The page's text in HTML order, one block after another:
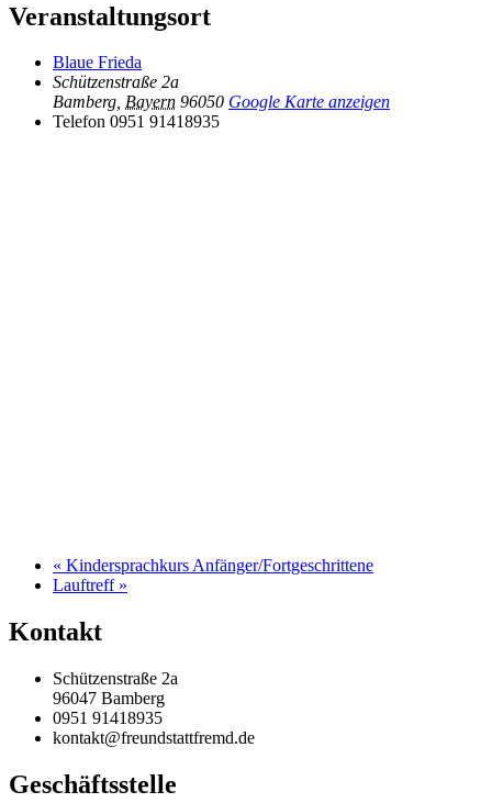
Veranstaltungsort
Blaue Frieda
Schützenstraße 2a
Bamberg, Bayern 96050 Google Karte anzeigen
Telefon 0951 91418935
« Kindersprachkurs Anfänger/Fortgeschrittene
Lauftreff »
Kontakt
Schützenstraße 2a
96047 Bamberg
0951 91418935
kontakt@freundstattfremd.de
Geschäftsstelle